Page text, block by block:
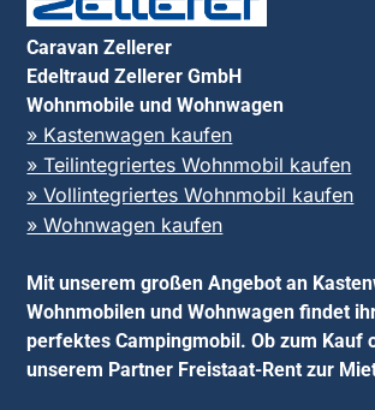
Caravan Zellerer
Edeltraud Zellerer GmbH
Wohnmobile und Wohnwagen
» Kastenwagen kaufen
» Teilintegriertes Wohnmobil kaufen
» Vollintegriertes Wohnmobil kaufen
» Wohnwagen kaufen
Mit unserem großen Angebot an
Wohnmobilen und Wohnwagen findet
perfektes Campingmobil. Ob zum Kauf
unserem Partner Freistaat-Rent zur